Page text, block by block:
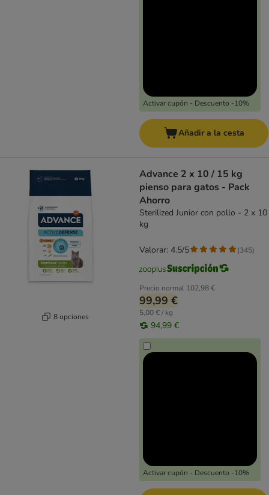
Activar cupón - Descuento -10%
Añadir a la cesta
8 opciones
Advance 2 x 10 / 15 kg
pienso para gatos - Pack
Ahorro
Sterilized Junior con pollo - 2 x 10
kg
Precio normal 102,98 €
99,99 €
5,00 € / kg
94,99 €
Activar cupón - Descuento -10%
Valorar: 4.5/5 (345)